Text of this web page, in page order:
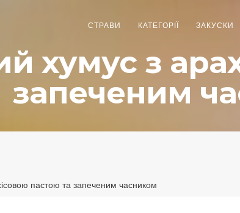
СТРАВИ КАТЕГОРІЇ ЗАКУСКИ
хумус з
запеченим
пастою та запеченим часником